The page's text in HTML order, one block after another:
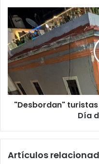
a
d
o
r
a
C
e
r
i
a
D
e
s
b
o
r
d
a
i
"Desbordan"
Día
Artículos